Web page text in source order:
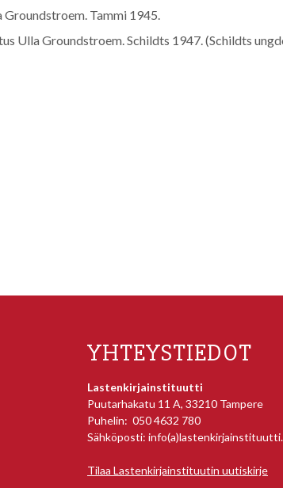
Groundstroem. Tammi 1945.
Ulla Groundstroem. Schildts 1947. (Schildts
YHTEYSTIEDOT
Lastenkirjainstituutti
Puutarhakatu 11 A, 33210 Tampere
Puhelin: 050 4632 780
Sähköposti:
Tilaa Lastenkirjainstituutin uutiskirje